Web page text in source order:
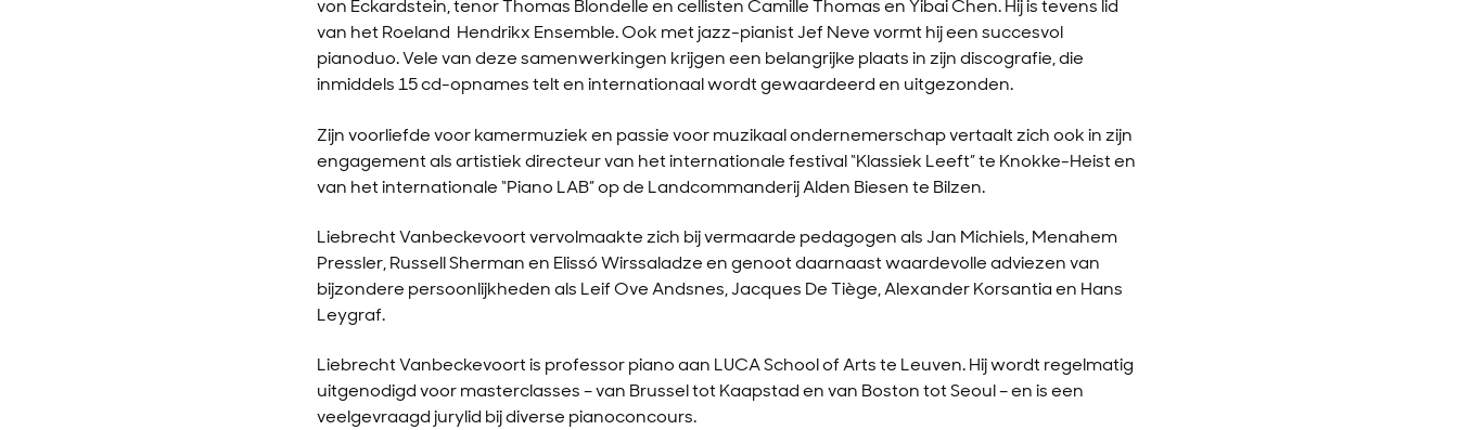
von Eckardstein, tenor Thomas Blondelle en cellisten Camille Thomas en Yibai Chen. Hij is tevens lid
van het Roeland Hendrikx Ensemble. Ook met jazz-pianist Jef Neve vormt hij een succesvol
pianoduo. Vele van deze samenwerkingen krijgen een belangrijke plaats in zijn discografie, die
inmiddels 15 cd-opnames telt en internationaal wordt gewaardeerd en uitgezonden.
Zijn voorliefde voor kamermuziek en passie voor muzikaal ondernemerschap vertaalt zich ook in zijn
engagement als artistiek directeur van het internationale festival “Klassiek Leeft” te Knokke-Heist en
van het internationale “Piano LAB” op de Landcommanderij Alden Biesen te Bilzen.
Liebrecht Vanbeckevoort vervolmaakte zich bij vermaarde pedagogen als Jan Michiels, Menahem
Pressler, Russell Sherman en Elissó Wirssaladze en genoot daarnaast waardevolle adviezen van
bijzondere persoonlijkheden als Leif Ove Andsnes, Jacques De Tiège, Alexander Korsantia en Hans
Leygraf.
Liebrecht Vanbeckevoort is professor piano aan LUCA School of Arts te Leuven. Hij wordt regelmatig
uitgenodigd voor masterclasses – van Brussel tot Kaapstad en van Boston tot Seoul – en is een
veelgevraagd jurylid bij diverse pianoconcours.